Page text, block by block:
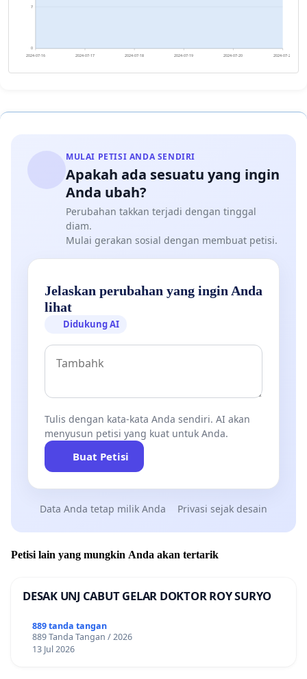
0
7
2024-07-16 2024-07-17 2024-07-18 2024-07-19 2024-07-20 2024-07-21
MULAI PETISI ANDA SENDIRI
Apakah ada sesuatu yang ingin
Anda ubah?
Perubahan takkan terjadi dengan tinggal
diam.
Mulai gerakan sosial dengan membuat petisi.
Jelaskan perubahan yang ingin Anda
lihat
Didukung AI
Tulis dengan kata-kata Anda sendiri. AI akan
menyusun petisi yang kuat untuk Anda.
Buat Petisi
Data Anda tetap milik Anda Privasi sejak desain
Petisi lain yang mungkin Anda akan tertarik
DESAK UNJ CABUT GELAR DOKTOR ROY SURYO
889 tanda tangan
889 Tanda Tangan / 2026
13 Jul 2026